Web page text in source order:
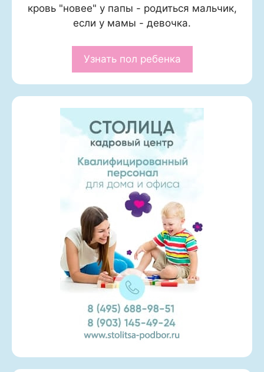
кровь "новее" у папы - родиться мальчик,
если у мамы - девочка.
Узнать пол ребенка